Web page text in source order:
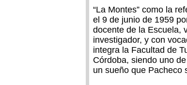
“La Montes” como la
el 9 de junio de 1959
docente de la Escuela,
investigador, y con
integra la Facultad de
Córdoba, siendo uno
un sueño que Pacheco